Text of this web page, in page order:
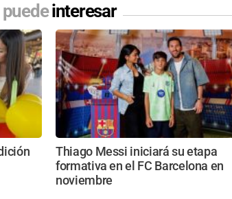
puedeinteresar
Thiago Messi iniciará su etapa
formativa en el FC Barcelona en
noviembre